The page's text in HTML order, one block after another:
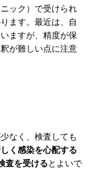
ック）で受けられ
ます。最近は、自
ますが、精度が保
が難しい点に注意
なく、検査しても
く感染を心配する
査を受けるとよいで